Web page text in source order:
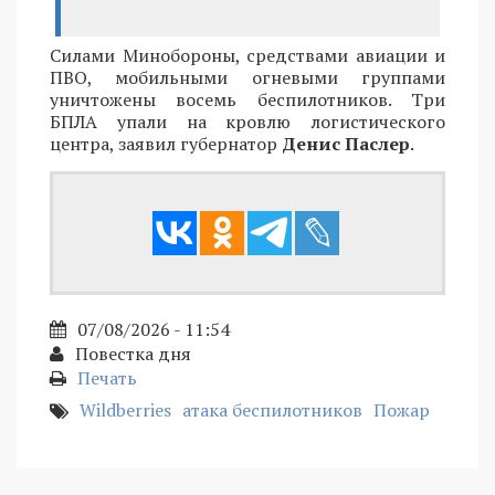
Силами Минобороны, средствами авиации и
ПВО, мобильными огневыми группами
уничтожены восемь беспилотников. Три
БПЛА упали на кровлю логистического
центра, заявил губернатор Денис Паслер.
07/08/2026 - 11:54
Повестка дня
Печать
Wildberries атака беспилотников Пожар